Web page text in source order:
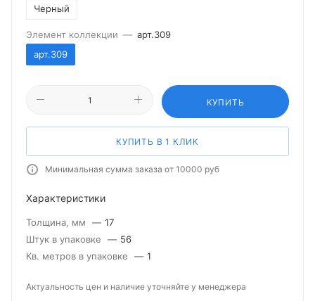
Черный
Элемент коллекции — арт.309
арт.309
КУПИТЬ
КУПИТЬ В 1 КЛИК
Минимальная сумма заказа от 10000 руб
Характеристики
Толщина, мм — 17
Штук в упаковке
— 56
Кв. метров в упаковке
— 1
Актуальность цен и наличие уточняйте у менеджера